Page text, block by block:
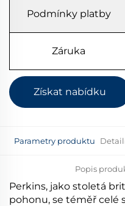
Podmínky platby
Záruka
Získat nabídku
Parametry produktu
Popis
Perkins, jako stoletá
pohonu, se téměř celé